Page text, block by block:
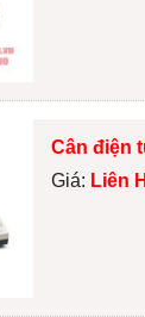
Cân điện
Giá: Liên